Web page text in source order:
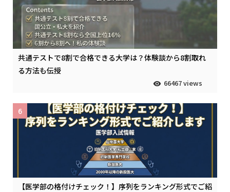
共通テストで8割で合格できる大学は？体験談から8割取れ
る方法も伝授
66467 views
【医学部の格付けチェック！】序列をランキング形式でご紹
6